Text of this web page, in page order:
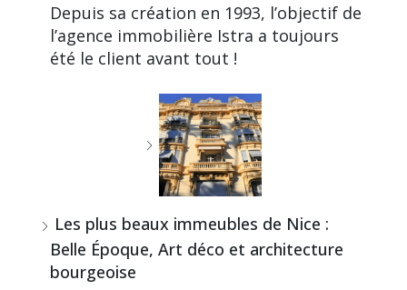
Depuis sa création en 1993, l’objectif de
l’agence immobilière Istra a toujours
été le client avant tout !
Les plus beaux immeubles de Nice :
Belle Époque, Art déco et architecture
bourgeoise